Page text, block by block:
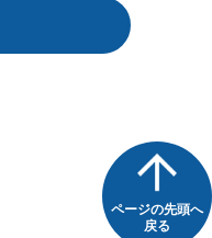
ページの先頭へ
戻る